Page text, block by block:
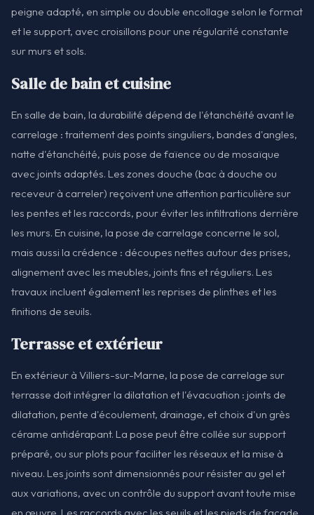
peigne adapté, en simple ou double encollage selon le format
et le support, avec croisillons pour une régularité constante
sur murs et sols.
Salle de bain et cuisine
En salle de bain, la durabilité dépend de l'étanchéité avant le
carrelage : traitement des points singuliers, bandes d'angles,
natte d'étanchéité, puis pose de faïence ou de mosaïque
avec joints adaptés. Les zones douche (bac à douche ou
receveur à carreler) reçoivent une attention particulière sur
les pentes et les raccords, pour éviter les infiltrations derrière
les murs. En cuisine, la pose de carrelage concerne le sol,
mais aussi la crédence : découpes nettes autour des prises,
alignement avec les meubles, joints fins et réguliers. Les
travaux incluent également les reprises de plinthes et les
finitions de seuils.
Terrasse et extérieur
En extérieur à Villiers-sur-Marne, la pose de carrelage sur
terrasse doit intégrer la dilatation et l'évacuation : joints de
dilatation, pente d'écoulement, drainage, et choix d'un grès
cérame antidérapant. La pose peut être collée sur support
préparé, ou sur plots pour faciliter les réseaux et la mise à
niveau. Les joints sont dimensionnés pour résister au gel et
aux variations, avec un contrôle du support avant toute mise